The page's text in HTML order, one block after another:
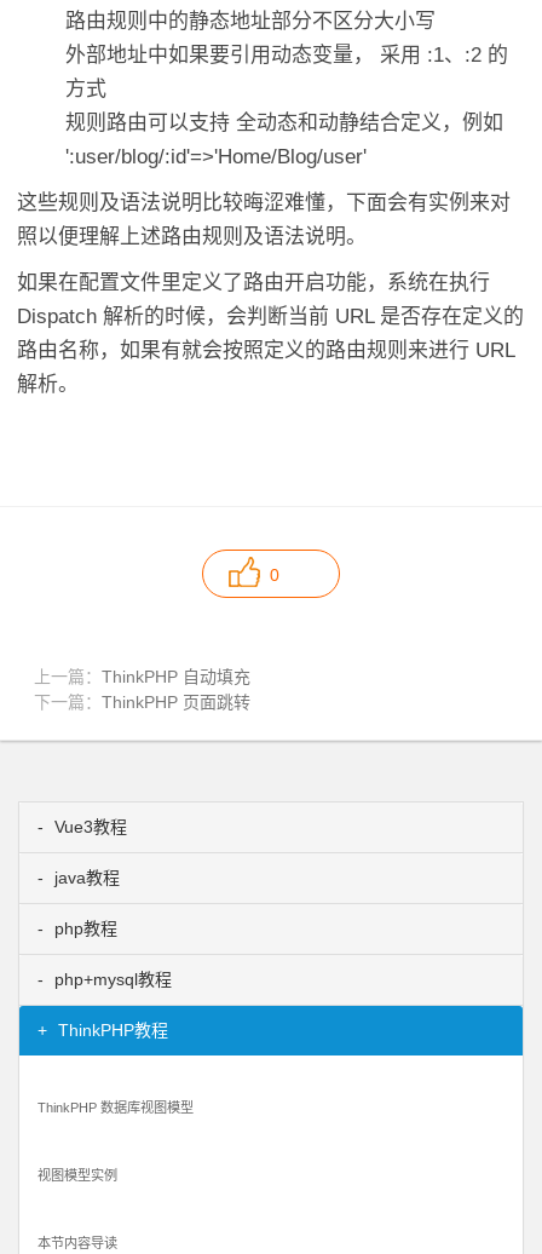
路由规则中的静态地址部分不区分大小写
外部地址中如果要引用动态变量， 采用 :1、:2 的
方式
规则路由可以支持 全动态和动静结合定义，例如
':user/blog/:id'=>'Home/Blog/user'
这些规则及语法说明比较晦涩难懂，下面会有实例来对
照以便理解上述路由规则及语法说明。
如果在配置文件里定义了路由开启功能，系统在执行
Dispatch 解析的时候，会判断当前 URL 是否存在定义的
路由名称，如果有就会按照定义的路由规则来进行 URL
解析。
0
上一篇： ThinkPHP 自动填充
下一篇： ThinkPHP 页面跳转
Vue3教程
java教程
php教程
php+mysql教程
ThinkPHP教程
ThinkPHP 数据库视图模型
视图模型实例
本节内容导读